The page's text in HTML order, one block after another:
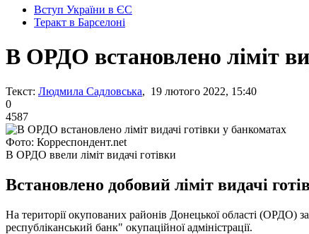
Вступ України в ЄС
Теракт в Барселоні
В ОРДО встановлено ліміт
Текст: Людмила Садловська, 19 лютого 2022, 15:40
0
4587
Фото: Корреспондент.net
В ОРДО ввели ліміт видачі готівки
Встановлено добовий ліміт видачі
На території окупованих районів Донецької області (ОРДО)
республіканський банк" окупаційної адміністрації.